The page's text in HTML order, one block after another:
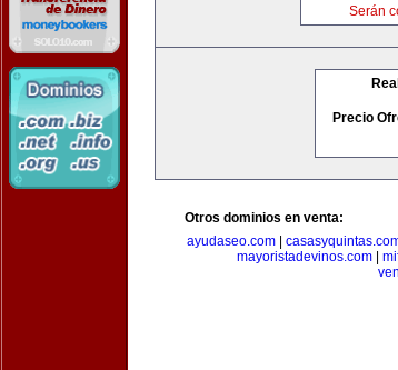
Serán
Precio
Otros dominios en venta:
ayudaseo.com
mayoristadevinos.com